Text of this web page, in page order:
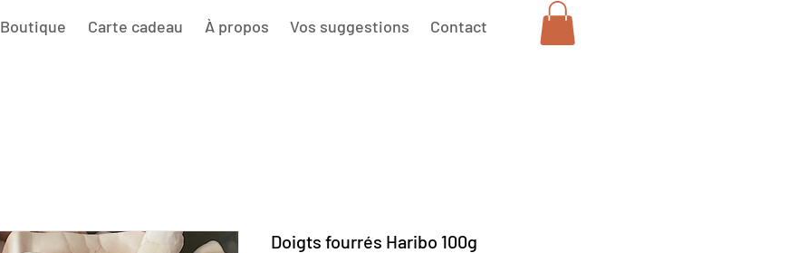
Boutique Carte cadeau À propos Vos suggestions Contact
Doigts fourrés Haribo 100g